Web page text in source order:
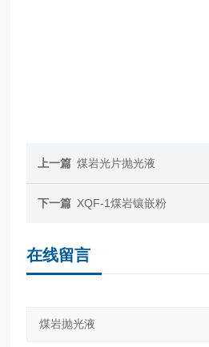
上一篇 煤岩光片抛光液
下一篇 XQF-1煤岩镶嵌粉
在线留言